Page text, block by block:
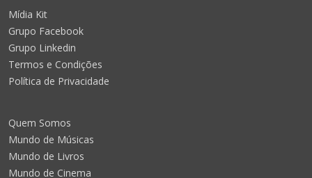
Mídia Kit
Grupo Facebook
Grupo Linkedin
Termos e Condições
Política de Privacidade
Quem Somos
Mundo de Músicas
Mundo de Livros
Mundo de Cinema